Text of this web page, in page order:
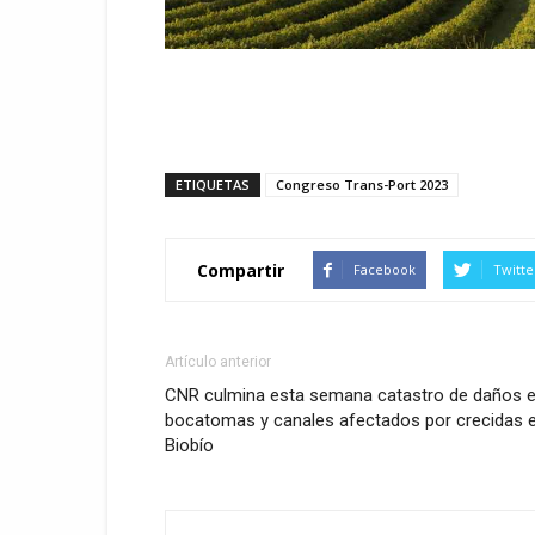
ETIQUETAS Congreso Trans-Port 2023
Compartir Facebook
Artículo anterior
CNR culmina esta semana catastro de daños
bocatomas y canales afectados por crecidas
Biobío